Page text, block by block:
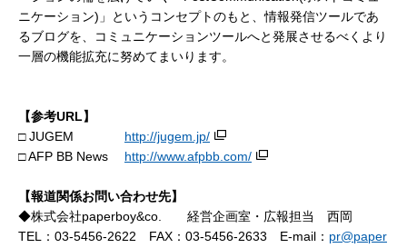
ニケーション)」というコンセプトのもと、情報発信ツールであ
るブログを、コミュニケーションツールへと発展させるべくより
一層の機能拡充に努めてまいります。
【参考URL】
□ JUGEM http://jugem.jp/
□ AFP BB News http://www.afpbb.com/
【報道関係お問い合わせ先】
◆株式会社paperboy&co. 経営企画室・広報担当 西岡
TEL：03-5456-2622 FAX：03-5456-2633 E-mail： pr@paper